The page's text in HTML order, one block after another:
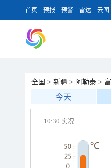
首页 预报 预警 雷达 云图
全国 > 新疆 > 阿勒泰 >
今天
10:30 实况